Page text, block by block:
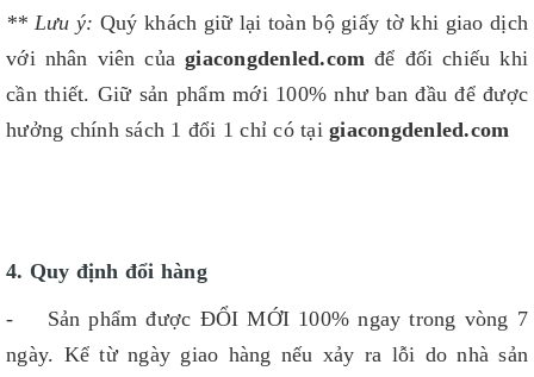
** Lưu ý: Quý khách giữ lại toàn bộ giấy tờ khi giao dịch
với nhân viên của giacongdenled.com để đối chiếu khi
cần thiết. Giữ sản phẩm mới 100% như ban đầu để được
hưởng chính sách 1 đổi 1 chỉ có tại giacongdenled.com
4. Quy định đổi hàng
- Sản phẩm được ĐỔI MỚI 100% ngay trong vòng 7
ngày. Kể từ ngày giao hàng nếu xảy ra lỗi do nhà sản